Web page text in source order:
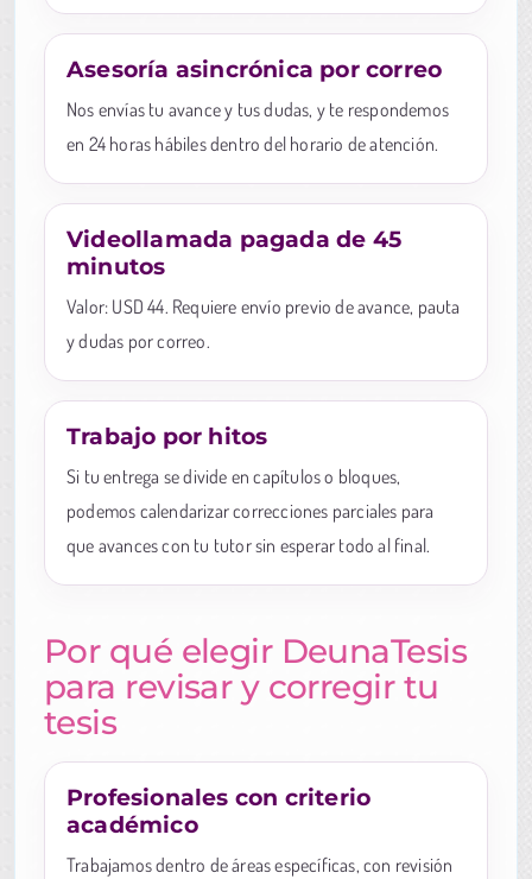
Asesoría asincrónica por correo
Nos envías tu avance y tus dudas, y te respondemos
en 24 horas hábiles dentro del horario de atención.
Videollamada pagada de 45
minutos
Valor: USD 44. Requiere envío previo de avance, pauta
y dudas por correo.
Trabajo por hitos
Si tu entrega se divide en capítulos o bloques,
podemos calendarizar correcciones parciales para
que avances con tu tutor sin esperar todo al final.
Por qué elegir DeunaTesis
para revisar y corregir tu
tesis
Profesionales con criterio
académico
Trabajamos dentro de áreas específicas, con revisión